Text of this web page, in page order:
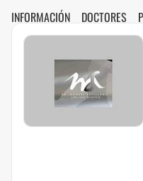
INFORMACIÓN DOCTORES